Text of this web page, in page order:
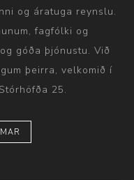
og áratuga reynslu.
fagfólki og
góða þjónustu. Við
þeirra, velkomið í
25.